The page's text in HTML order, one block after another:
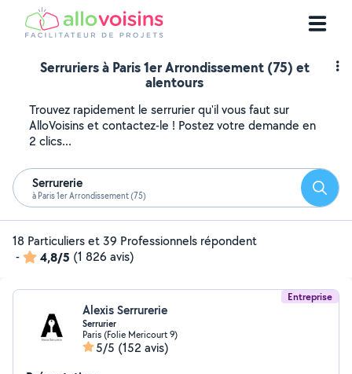
Serruriers à Paris 1er Arrondissement (75) et
alentours
Trouvez rapidement le serrurier qu'il vous faut sur
AlloVoisins et contactez-le ! Postez votre demande en
2 clics...
Serrurerie
à Paris 1er Arrondissement (75)
18 Particuliers et 39 Professionnels répondent
-
4,8/5 (1 826 avis)
Entreprise
Alexis Serrurerie
Serrurier
Paris (Folie Mericourt 9)
5/5 (152 avis)